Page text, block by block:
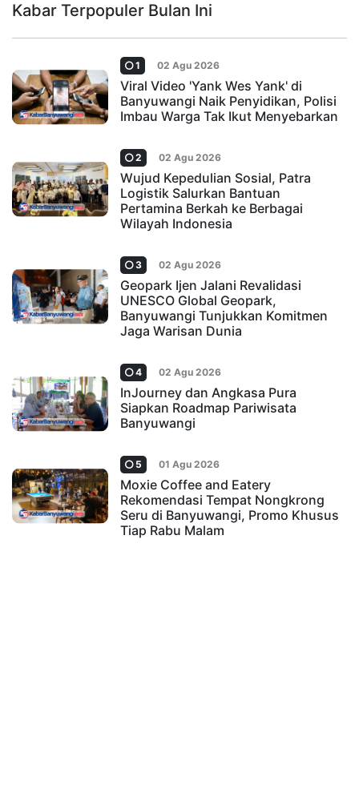
Kabar Terpopuler Bulan Ini
1 02 Agu 2026
Viral Video 'Yank Wes Yank' di
Banyuwangi Naik Penyidikan, Polisi
Imbau Warga Tak Ikut Menyebarkan
2 02 Agu 2026
Wujud Kepedulian Sosial, Patra
Logistik Salurkan Bantuan
Pertamina Berkah ke Berbagai
Wilayah Indonesia
3 02 Agu 2026
Geopark Ijen Jalani Revalidasi
UNESCO Global Geopark,
Banyuwangi Tunjukkan Komitmen
Jaga Warisan Dunia
4 02 Agu 2026
InJourney dan Angkasa Pura
Siapkan Roadmap Pariwisata
Banyuwangi
5 01 Agu 2026
Moxie Coffee and Eatery
Rekomendasi Tempat Nongkrong
Seru di Banyuwangi, Promo Khusus
Tiap Rabu Malam